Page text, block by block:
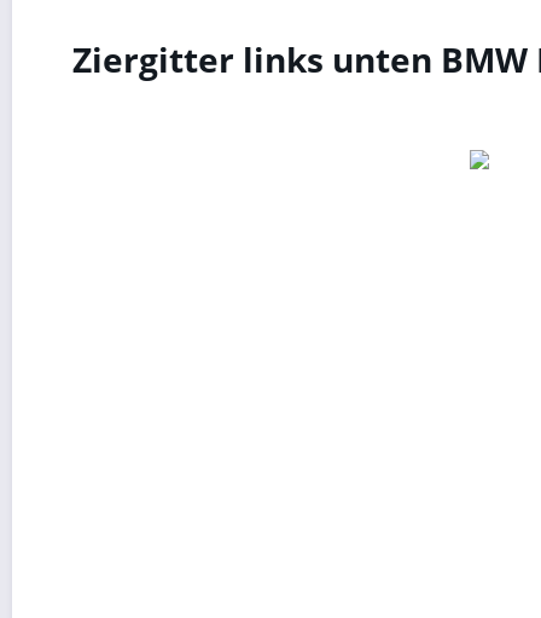
Ziergitter links unten BMW